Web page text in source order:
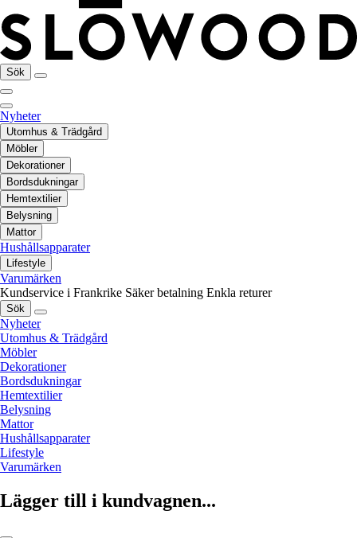
Sök
Nyheter
Utomhus & Trädgård
Möbler
Dekorationer
Bordsdukningar
Hemtextilier
Belysning
Mattor
Hushållsapparater
Lifestyle
Varumärken
Kundservice i Frankrike Säker betalning Enkla returer
Sök
Nyheter
Utomhus & Trädgård
Möbler
Dekorationer
Bordsdukningar
Hemtextilier
Belysning
Mattor
Hushållsapparater
Lifestyle
Varumärken
Lägger till i kundvagnen...